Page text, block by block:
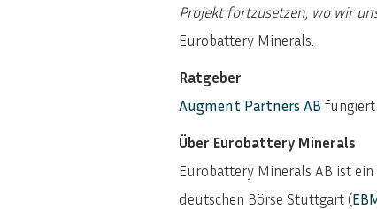
Projekt fortzusetzen, wo wir
Eurobattery Minerals.
Ratgeber
Augment Partners ABfungiert
Über Eurobattery Minerals
Eurobattery Minerals AB ist
deutschen Börse Stuttgart (